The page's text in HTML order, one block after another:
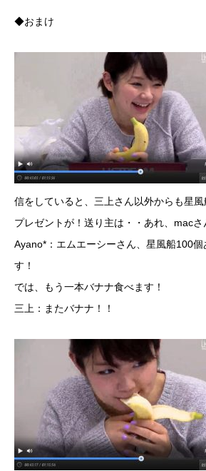
◆おまけ
信をしていると、三上さん以外からも星風
プレゼントが！送り主は・・あれ、macさ
Ayano*：エムエーシーさん、星風船100個
す！
では、もう一本バナナ食べます！
三上：またバナナ！！